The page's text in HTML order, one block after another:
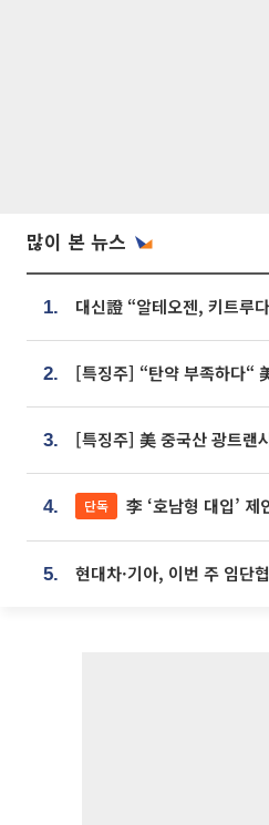
많이 본 뉴스
1.
2.
3.
4. 단독 李 ‘호남형 대입’ 제안에 교육청·
5.